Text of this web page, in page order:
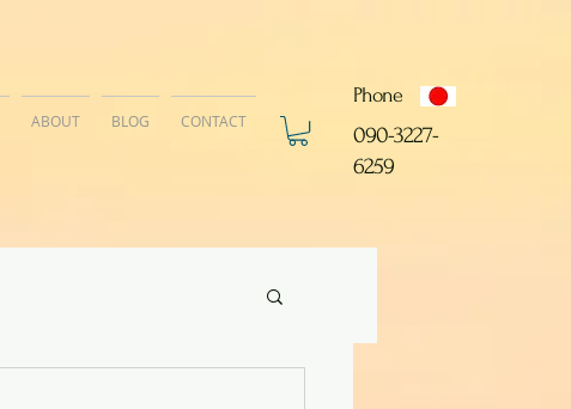
​090-3227-
6259
Phone
ABOUT BLOG CONTACT